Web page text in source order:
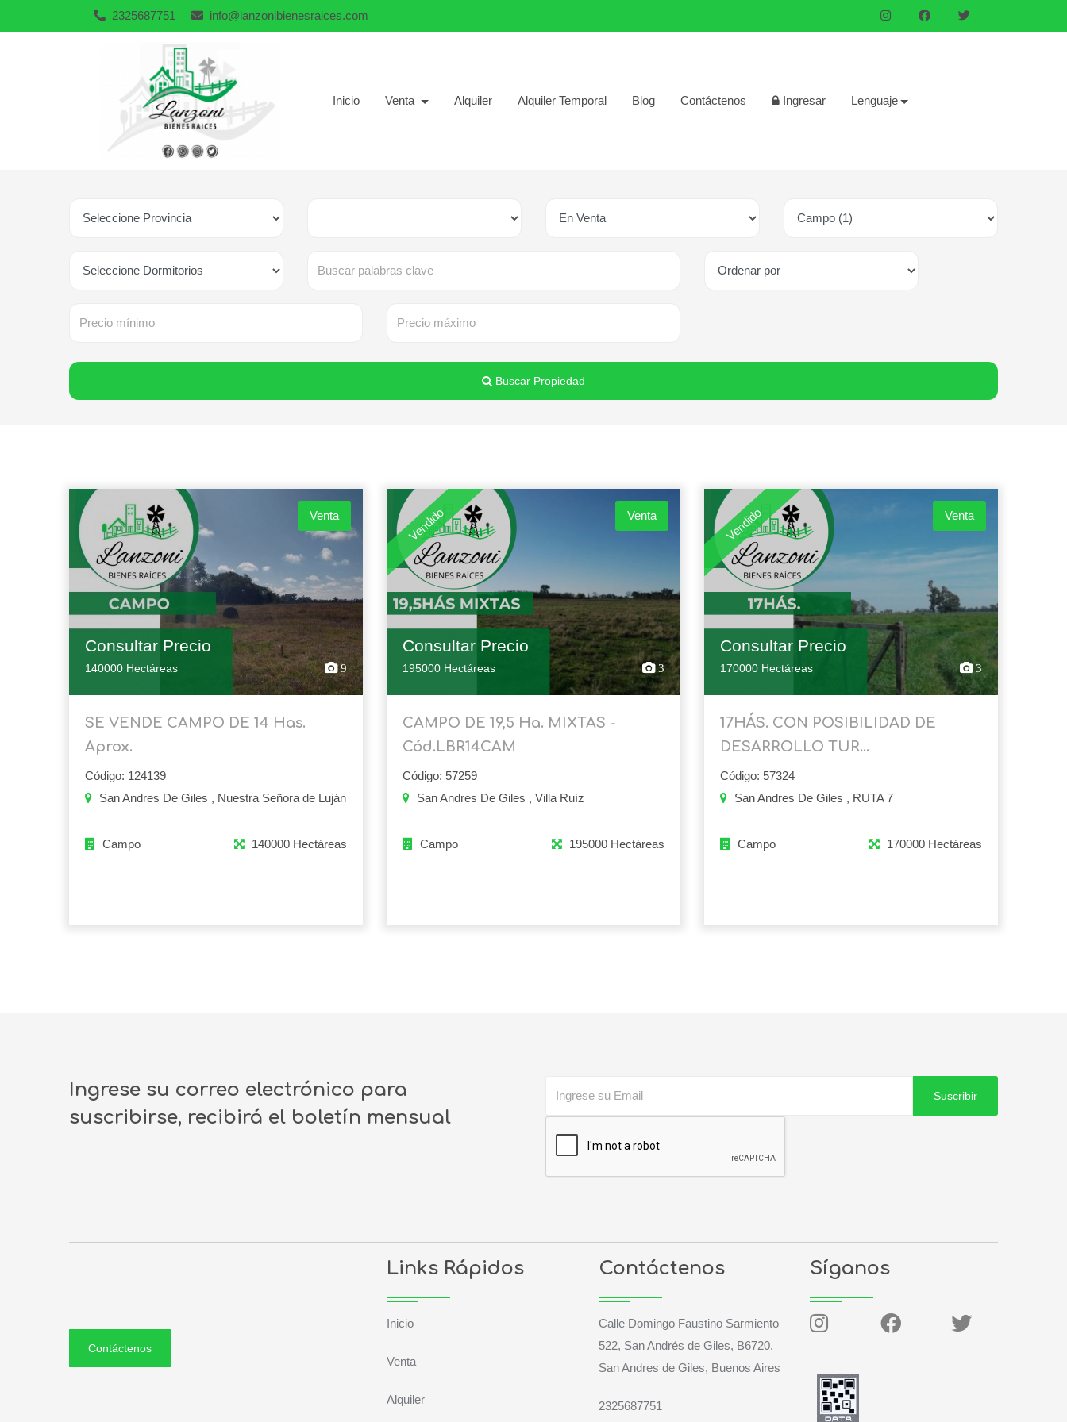
2325687751 info@lanzonibienesraices.com
Inicio Venta Alquiler Alquiler Temporal Blog Contáctenos Ingresar Lenguaje
Buscar Propiedad
Venta
Consultar Precio
140000 Hectáreas 9
SE VENDE CAMPO DE 14 Has.
Aprox.
Código: 124139
San Andres De Giles , Nuestra Señora de Luján
Campo 140000 Hectáreas
Vendido Venta
Consultar Precio
195000 Hectáreas 3
CAMPO DE 19,5 Ha. MIXTAS -
Cód.LBR14CAM
Código: 57259
San Andres De Giles , Villa Ruíz
Campo 195000 Hectáreas
Vendido Venta
Consultar Precio
170000 Hectáreas 3
17HÁS. CON POSIBILIDAD DE
DESARROLLO TUR...
Código: 57324
San Andres De Giles , RUTA 7
Campo 170000 Hectáreas
Ingrese su correo electrónico para
suscribirse, recibirá el boletín mensual
Suscribir
Contáctenos
Links Rápidos
Inicio
Venta
Alquiler
Contáctenos
Calle Domingo Faustino Sarmiento
522, San Andrés de Giles, B6720,
San Andres de Giles, Buenos Aires
2325687751
Síganos